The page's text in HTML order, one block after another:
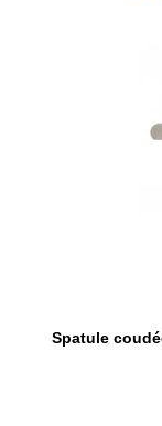
Spatule